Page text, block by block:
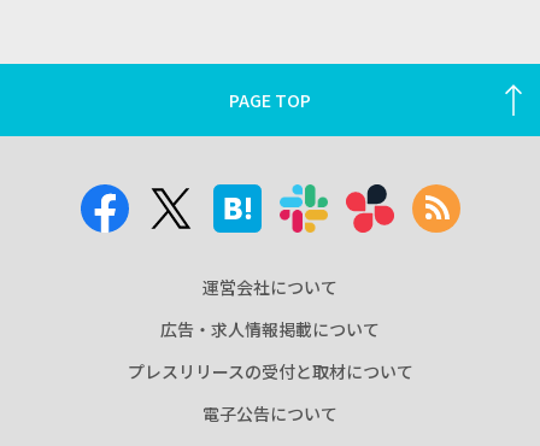
PAGE TOP
運営会社について
広告・求人情報掲載について
プレスリリースの受付と取材について
電子公告について